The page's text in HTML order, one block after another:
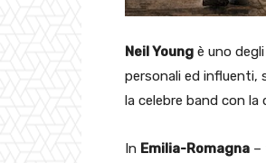
Neil Young è uno
personali ed influenti,
la celebre band con la
In Emilia-Romagna –